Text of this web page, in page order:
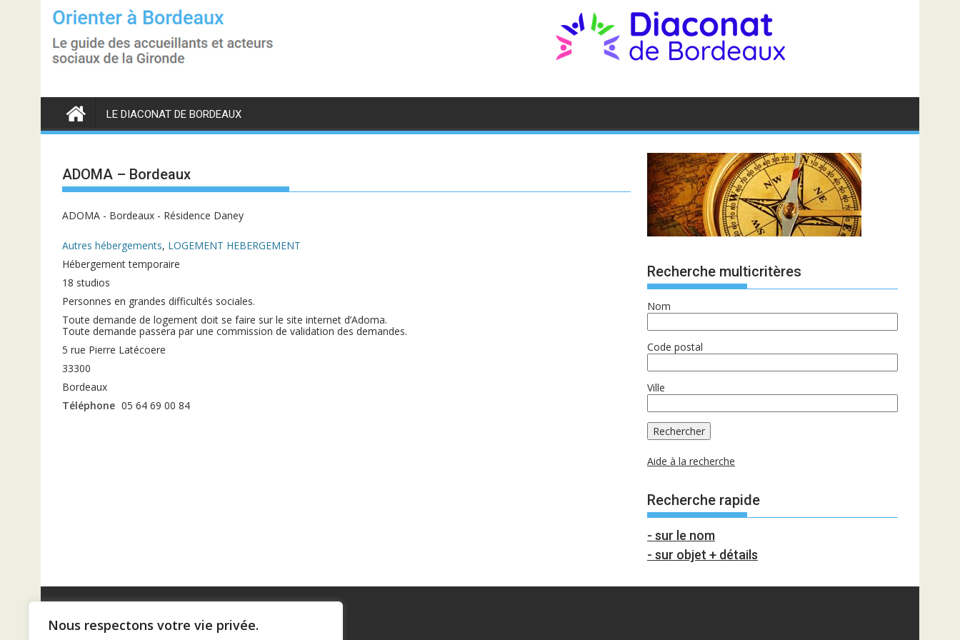
Nous respectons votre vie privée.
o
e
LE DIACONAT DE BORDEAUX
ADOMA – Bordeaux
ADOMA - Bordeaux - Résidence Daney
Autres hébergements, LOGEMENT HEBERGEMENT
Hébergement temporaire
18 studios
Personnes en grandes difficultés sociales.
Toute demande de logement doit se faire sur le site internet d’Adoma.
Toute demande passera par une commission de validation des demandes.
5 rue Pierre Latécoere
33300
Bordeaux
Téléphone 05 64 69 00 84
Recherche multicritères
Nom
Code postal
Ville
Aide à la recherche
Recherche rapide
- sur le nom
- sur objet + détails